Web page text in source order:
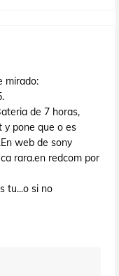
mirado:
de 7 horas,
y pone que o es
web de sony
rara.en redcom por
tu...o si no